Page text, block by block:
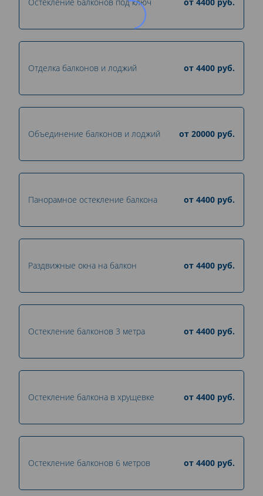
Отделка балконов и лоджий от 4400 руб.
Объединение балконов и лоджий от 20000 руб.
Панорамное остекление балкона от 4400 руб.
Раздвижные окна на балкон от 4400 руб.
Остекление балконов 3 метра от 4400 руб.
Остекление балкона в хрущевке от 4400 руб.
Остекление балконов 6 метров от 4400 руб.